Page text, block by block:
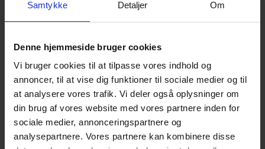
Samtykke Detaljer Om
Denne hjemmeside bruger cookies
Vi bruger cookies til at tilpasse vores indhold og
annoncer, til at vise dig funktioner til sociale medier og til
at analysere vores trafik. Vi deler også oplysninger om
din brug af vores website med vores partnere inden for
sociale medier, annonceringspartnere og
analysepartnere. Vores partnere kan kombinere disse
moderne sommerhus ved
Over 20 nye sommerhuse er kommet til i de tre smukke
dele af Henne Strand (Øst, Syd og Nord), og tilbyder dig
et perfekt midlertidigt hjem til din vestjyske ferie. Nogle
af disse overnatningssteder er nybyggede sommerhuse,
der viser Danmarks høne fra det smukkeste perspektiv.
Lige foran havet eller tilbagetrukket og lidt gemt i
klitlandskabet er de indlejret i en fantastisk naturidyl.